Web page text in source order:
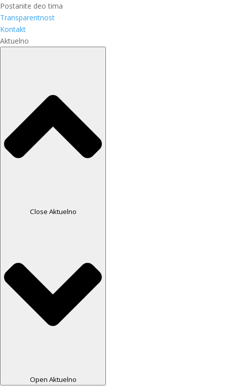
Postanite deo tima
Transparentnost
Kontakt
Aktuelno
Close Aktuelno
Open Aktuelno